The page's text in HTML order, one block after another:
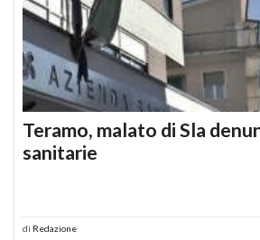
Teramo, malato di Sla
sanitarie
di Redazione